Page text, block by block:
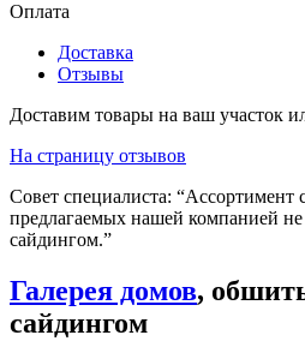
Оплата
Доставка
Отзывы
Доставим товары на ваш участок
На страницу отзывов
Совет специалиста: “Ассортимент
предлагаемых нашей компанией не
сайдингом.”
Галерея домов,
сайдингом